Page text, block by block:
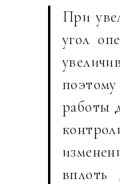
При
угол
работы